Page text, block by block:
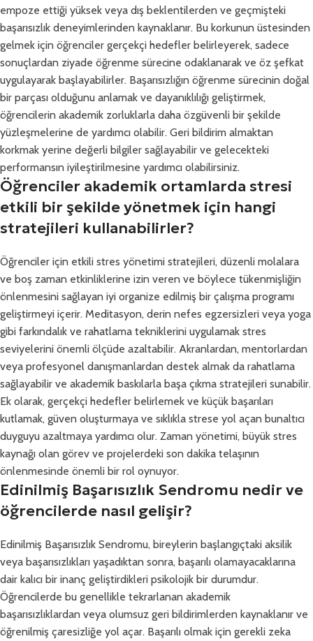
empoze ettiği yüksek veya dış beklentilerden ve geçmişteki
başarısızlık deneyimlerinden kaynaklanır. Bu korkunun üstesinden
gelmek için öğrenciler gerçekçi hedefler belirleyerek, sadece
sonuçlardan ziyade öğrenme sürecine odaklanarak ve öz şefkat
uygulayarak başlayabilirler. Başarısızlığın öğrenme sürecinin doğal
bir parçası olduğunu anlamak ve dayanıklılığı geliştirmek,
öğrencilerin akademik zorluklarla daha özgüvenli bir şekilde
yüzleşmelerine de yardımcı olabilir. Geri bildirim almaktan
korkmak yerine değerli bilgiler sağlayabilir ve gelecekteki
performansın iyileştirilmesine yardımcı olabilirsiniz.
Öğrenciler akademik ortamlarda stresi
etkili bir şekilde yönetmek için hangi
stratejileri kullanabilirler?
Öğrenciler için etkili stres yönetimi stratejileri, düzenli molalara
ve boş zaman etkinliklerine izin veren ve böylece tükenmişliğin
önlenmesini sağlayan iyi organize edilmiş bir çalışma programı
geliştirmeyi içerir. Meditasyon, derin nefes egzersizleri veya yoga
gibi farkındalık ve rahatlama tekniklerini uygulamak stres
seviyelerini önemli ölçüde azaltabilir. Akranlardan, mentorlardan
veya profesyonel danışmanlardan destek almak da rahatlama
sağlayabilir ve akademik baskılarla başa çıkma stratejileri sunabilir.
Ek olarak, gerçekçi hedefler belirlemek ve küçük başarıları
kutlamak, güven oluşturmaya ve sıklıkla strese yol açan bunaltıcı
duyguyu azaltmaya yardımcı olur. Zaman yönetimi, büyük stres
kaynağı olan görev ve projelerdeki son dakika telaşının
önlenmesinde önemli bir rol oynuyor.
Edinilmiş Başarısızlık Sendromu nedir ve
öğrencilerde nasıl gelişir?
Edinilmiş Başarısızlık Sendromu, bireylerin başlangıçtaki aksilik
veya başarısızlıkları yaşadıktan sonra, başarılı olamayacaklarına
dair kalıcı bir inanç geliştirdikleri psikolojik bir durumdur.
Öğrencilerde bu genellikle tekrarlanan akademik
başarısızlıklardan veya olumsuz geri bildirimlerden kaynaklanır ve
öğrenilmiş çaresizliğe yol açar. Başarılı olmak için gerekli zeka